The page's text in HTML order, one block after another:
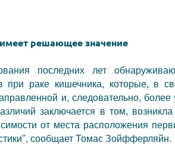
решающее значение
последних лет
при раке кишечника, которые, в
и, следовательно,
заключается в том,
от места расположения
сообщает Томас Зойфферляйн.